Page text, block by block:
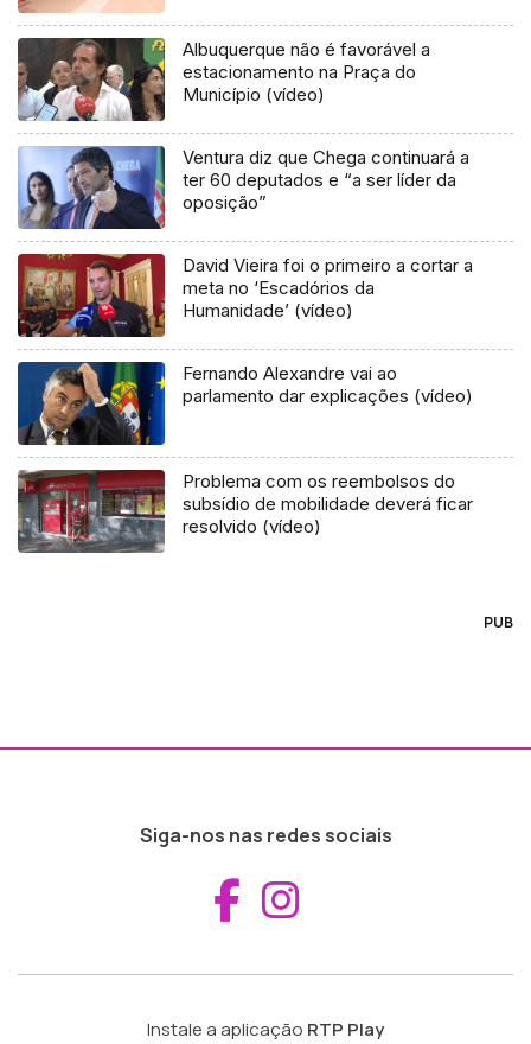
Albuquerque não é favorável a
estacionamento na Praça do
Município (vídeo)
Ventura diz que Chega continuará a
ter 60 deputados e “a ser líder da
oposição”
David Vieira foi o primeiro a cortar a
meta no ‘Escadórios da
Humanidade’ (vídeo)
Fernando Alexandre vai ao
parlamento dar explicações (vídeo)
Problema com os reembolsos do
subsídio de mobilidade deverá ficar
resolvido (vídeo)
PUB
Siga-nos nas redes sociais
Aceder ao
Instale a aplicação RTP Play